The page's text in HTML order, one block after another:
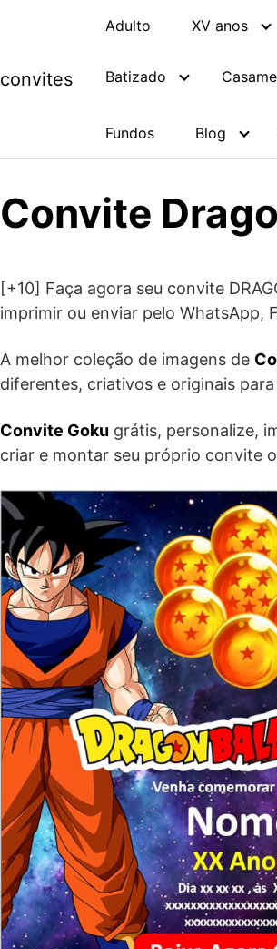
convites
Adulto XV anos
Batizado
Fundos Blog
Convite
[+10] Faça agora seu convite
imprimir ou enviar pelo WhatsApp,
A melhor coleção de imagens de
diferentes, criativos e originais
Convite Goku grátis, personalize,
criar e montar seu próprio convite